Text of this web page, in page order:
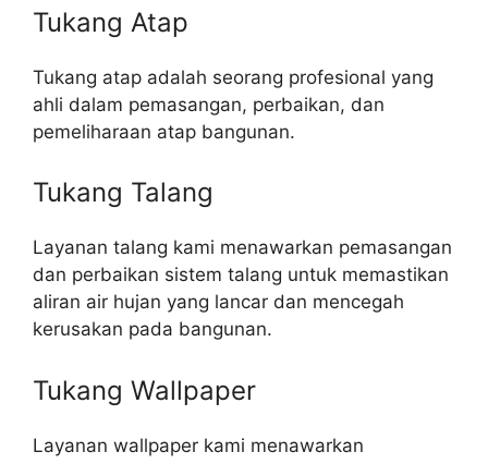
Tukang Atap
Tukang atap adalah seorang profesional yang
ahli dalam pemasangan, perbaikan, dan
pemeliharaan atap bangunan.
Tukang Talang
Layanan talang kami menawarkan pemasangan
dan perbaikan sistem talang untuk memastikan
aliran air hujan yang lancar dan mencegah
kerusakan pada bangunan.
Tukang Wallpaper
Layanan wallpaper kami menawarkan